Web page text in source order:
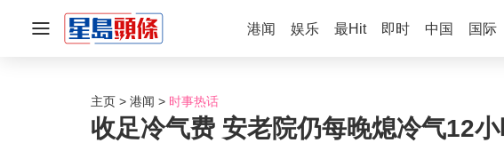
港闻 娱乐 最Hit 即时 中国 国际
主页 港闻 时事热话
收足冷气费 安老院仍每晚熄冷气12